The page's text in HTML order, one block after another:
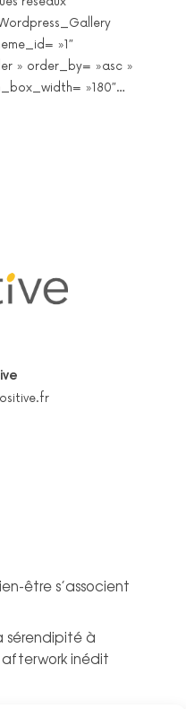
»1″
» order_by= »asc »
»180″…
être s’associent
sérendipité à
inédit